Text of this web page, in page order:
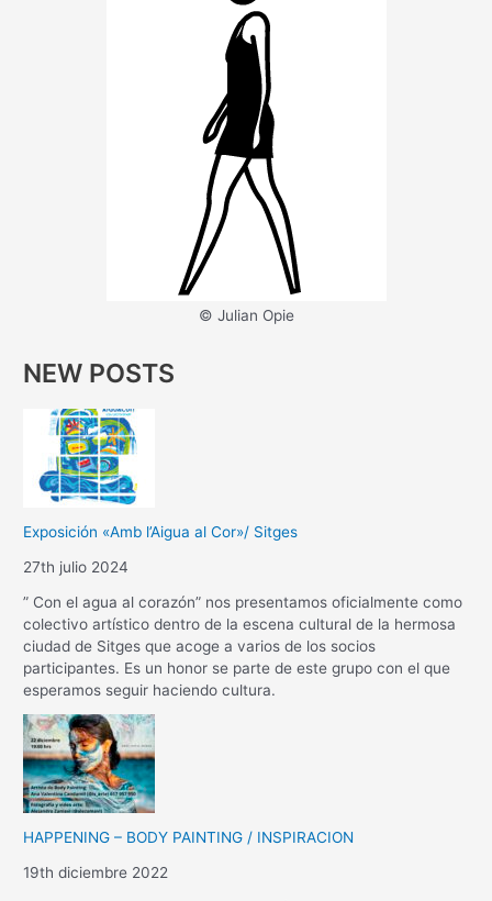
© Julian Opie
NEW POSTS
Exposición «Amb l’Aigua al Cor»/ Sitges
27th julio 2024
” Con el agua al corazón” nos presentamos oficialmente como
colectivo artístico dentro de la escena cultural de la hermosa
ciudad de Sitges que acoge a varios de los socios
participantes. Es un honor se parte de este grupo con el que
esperamos seguir haciendo cultura.
HAPPENING – BODY PAINTING / INSPIRACION
19th diciembre 2022